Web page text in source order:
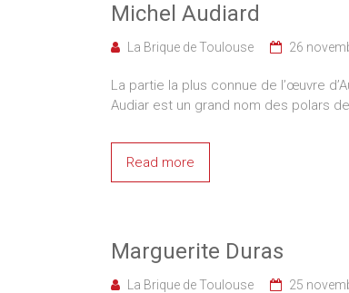
Michel Audiard
La Brique de Toulouse 26
La partie la plus connue de l’œuvre
Audiar est un grand nom des polars
Read more
Marguerite Duras
La Brique de Toulouse 25